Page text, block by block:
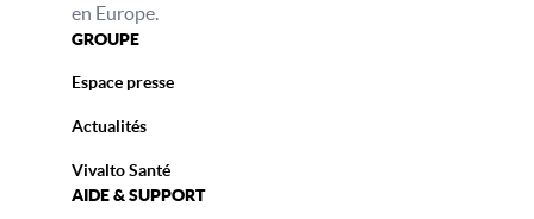
en Europe.
GROUPE
Espace presse
Actualités
Vivalto Santé
AIDE & SUPPORT